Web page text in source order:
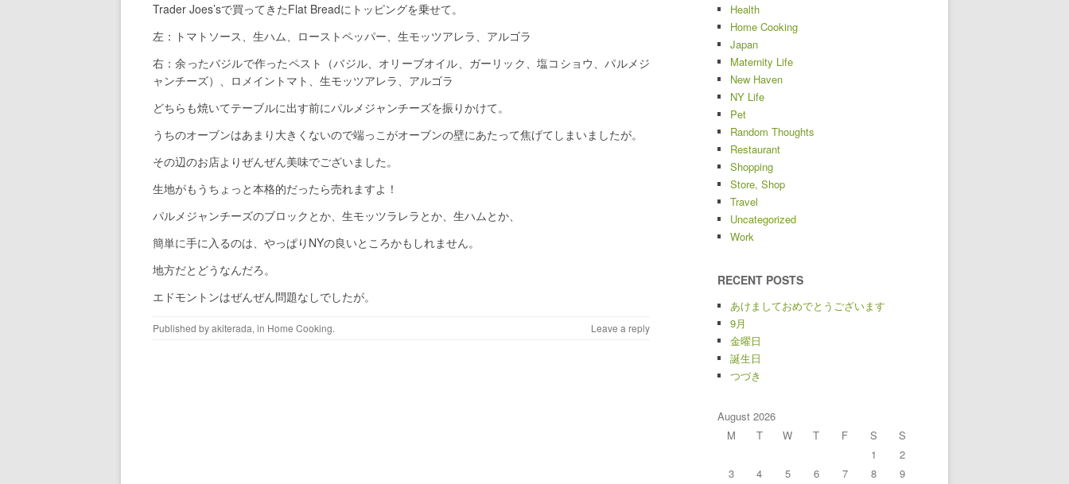
Trader Joes’sで買ってきたFlat Breadにトッピングを乗せて。
左：トマトソース、生ハム、ローストペッパー、生モッツアレラ、アルゴラ
右：余ったバジルで作ったペスト（バジル、オリーブオイル、ガーリック、塩コショウ、パルメジ
ャンチーズ）、ロメイントマト、生モッツアレラ、アルゴラ
どちらも焼いてテーブルに出す前にパルメジャンチーズを振りかけて。
うちのオーブンはあまり大きくないので端っこがオーブンの壁にあたって焦げてしまいましたが。
その辺のお店よりぜんぜん美味でございました。
生地がもうちょっと本格的だったら売れますよ！
パルメジャンチーズのブロックとか、生モッツラレラとか、生ハムとか、
簡単に手に入るのは、やっぱりNYの良いところかもしれません。
地方だとどうなんだろ。
エドモントンはぜんぜん問題なしでしたが。
Published byakiterada, in Home Cooking. Leave a reply
Health
Home Cooking
Japan
Maternity Life
New Haven
NY Life
Pet
Random Thoughts
Restaurant
Shopping
Store, Shop
Travel
Uncategorized
Work
RECENT POSTS
あけましておめでとうございます
9月
金曜日
誕生日
つづき
August 2026
M
T W T F S
S
1
2
3
4 5 6 7 8
9